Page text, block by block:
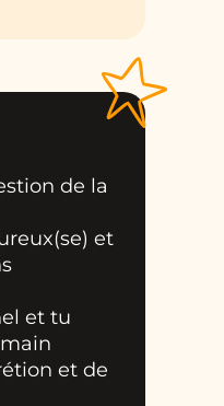
de la
et
et tu
et de